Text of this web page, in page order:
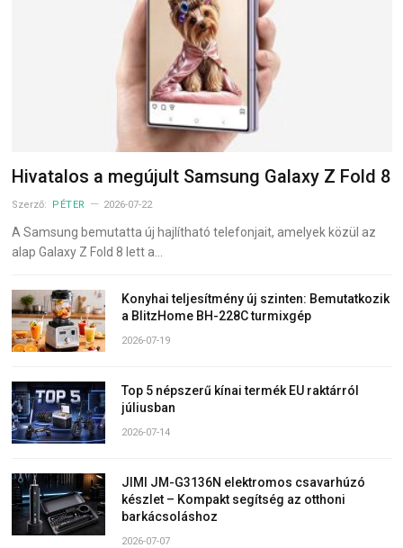
Hivatalos a megújult Samsung Galaxy Z Fold 8
Szerző: PÉTER 2026-07-22
A Samsung bemutatta új hajlítható telefonjait, amelyek közül az
alap Galaxy Z Fold 8 lett a…
Konyhai teljesítmény új szinten: Bemutatkozik
a BlitzHome BH-228C turmixgép
2026-07-19
Top 5 népszerű kínai termék EU raktárról
júliusban
2026-07-14
JIMI JM-G3136N elektromos csavarhúzó
készlet – Kompakt segítség az otthoni
barkácsoláshoz
2026-07-07